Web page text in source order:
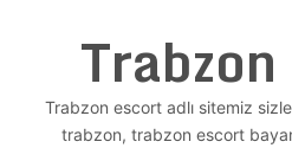
Trabzon escort adlı sitemiz
trabzon, trabzon escort